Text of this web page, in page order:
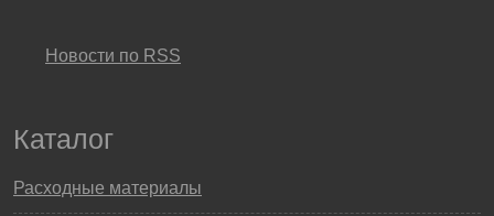
Новости по RSS
Каталог
Расходные материалы